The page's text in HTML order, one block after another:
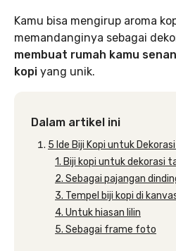
Kamu bisa mengirup aroma
memandanginya sebagai
membuat rumah kamu
kopi yang unik.
Dalam artikel ini
5 Ide Biji Kopi untuk
1. Biji kopi untuk dekorasi
2. Sebagai pajangan
3. Tempel biji kopi di
4. Untuk hiasan lilin
5. Sebagai frame foto